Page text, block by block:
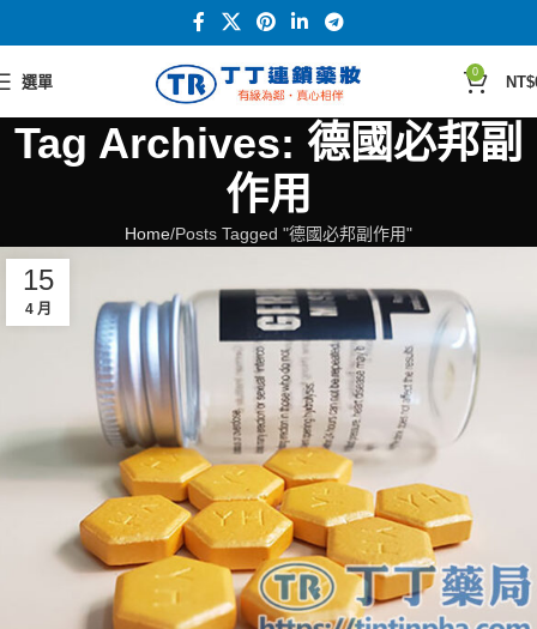
選單
0
NT$
Tag Archives: 德國必邦副
作用
Home Posts Tagged "德國必邦副作用"
15
4 月